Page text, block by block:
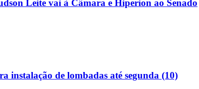
Leite vai à Câmara e Hiperion ao Senado
instalação de lombadas até segunda (10)